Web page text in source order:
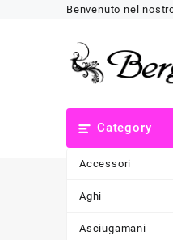
Benvenuto nel
Category
Accessori
Aghi
Asciugamani